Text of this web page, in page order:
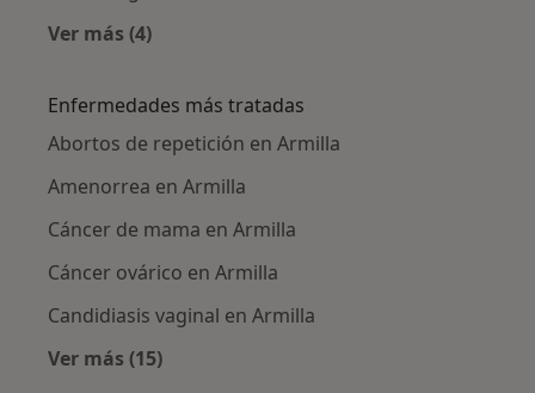
Ver más (4)
Enfermedades más tratadas
Abortos de repetición en Armilla
Amenorrea en Armilla
Cáncer de mama en Armilla
Cáncer ovárico en Armilla
Candidiasis vaginal en Armilla
Ver más (15)